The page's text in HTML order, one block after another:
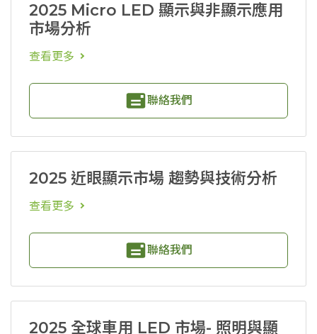
2025 Micro LED 顯示與非顯示應用
市場分析
查看更多
聯絡我們
2025 近眼顯示市場 趨勢與技術分析
查看更多
聯絡我們
2025 全球車用 LED 市場- 照明與顯